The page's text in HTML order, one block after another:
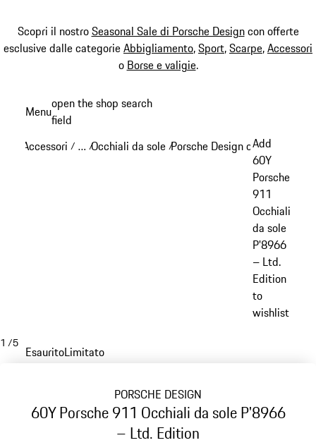
Scopri il nostroSeasonal Sale di Porsche Designcon offerte
esclusive dalle categorieAbbigliamento,Sport,Scarpe,Accessori
o Borse e valigie.
principale
Menuopen the shop search
field
Accessori / …
Reveal collapsed breadcrumb items
/Occhiali da sole /Porsche Design occhiali da
Add
60Y
Porsche
911
Occhiali
da sole
P'8966
– Ltd.
Edition
to
wishlist
1 /5
EsauritoLimitato
PORSCHE DESIGN
60Y Porsche 911 Occhiali da sole P'8966
– Ltd. Edition